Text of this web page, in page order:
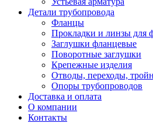
Детали трубопровода
Фланцы
Прокладки и линзы для
Заглушки фланцевые
Поворотные заглушки
Крепежные изделия
Отводы, переходы,
Опоры трубопроводов
Доставка и оплата
О компании
Контакты